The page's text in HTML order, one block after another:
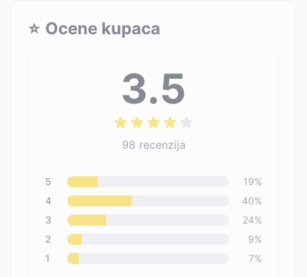
⭐ Ocene kupaca
3.5
98 recenzija
5 19%
4
40%
3
24%
2
9%
1
7%